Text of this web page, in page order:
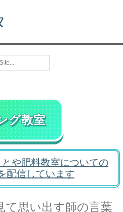
グ教室
や肥料教室についての
配信しています
て思い出す師の言葉